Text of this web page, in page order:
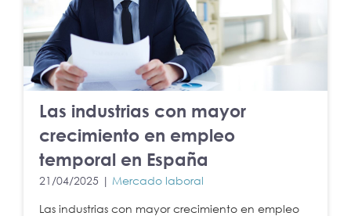
Las industrias con mayor
crecimiento en empleo
temporal en España
21/04/2025 | Mercado laboral
Las industrias con mayor crecimiento en empleo